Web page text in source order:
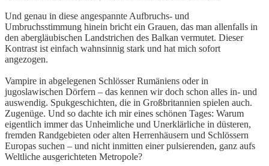
Und genau in diese angespannte Aufbruchs- und
Umbruchsstimmung hinein bricht ein Grauen, das man allenfalls in
den abergläubischen Landstrichen des Balkan vermutet. Dieser
Kontrast ist einfach wahnsinnig stark und hat mich sofort
angezogen.
Vampire in abgelegenen Schlösser Rumäniens oder in
jugoslawischen Dörfern – das kennen wir doch schon alles in- und
auswendig. Spukgeschichten, die in Großbritannien spielen auch.
Zugenüge. Und so dachte ich mir eines schönen Tages: Warum
eigentlich immer das Unheimliche und Unerklärliche in düsteren,
fremden Randgebieten oder alten Herrenhäusern und Schlössern
Europas suchen – und nicht inmitten einer pulsierenden, ganz aufs
Weltliche ausgerichteten Metropole?